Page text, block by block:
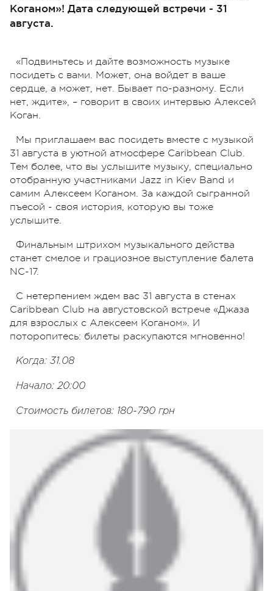
Коганом»! Дата следующей встречи - 31
августа.
«Подвиньтесь и дайте возможность музыке
посидеть с вами. Может, она войдет в ваше
сердце, а может, нет. Бывает по-разному. Если
нет, ждите», – говорит в своих интервью Алексей
Коган.
Мы приглашаем вас посидеть вместе с музыкой
31 августа в уютной атмосфере Caribbean Club.
Тем более, что вы услышите музыку, специально
отобранную участниками Jazz in Kiev Band и
самим Алексеем Коганом. За каждой сыгранной
пъесой - своя история, которую вы тоже
услышите.
Финальным штрихом музыкального действа
станет смелое и грациозное выступление балета
NC-17.
С нетерпением ждем вас 31 августа в стенах
Caribbean Club на августовской встрече «Джаза
для взрослых с Алексеем Коганом». И
поторопитесь: билеты раскупаются мгновенно!
Когда: 31.08
Начало: 20:00
Стоимость билетов: 180-790 грн